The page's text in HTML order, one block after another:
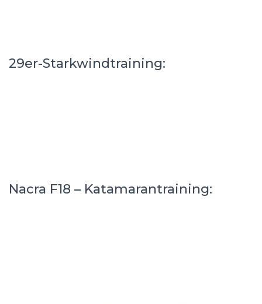
29er-Starkwindtraining:
Nacra F18 – Katamarantraining: